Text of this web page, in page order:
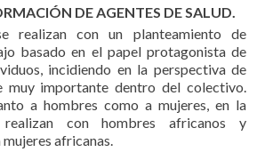
DE AGENTES DE SALUD.
realizan con un planteamiento de
basado en el papel protagonista de
incidiendo en la perspectiva de
muy importante dentro del colectivo.
a hombres como a mujeres, en la
con hombres africanos y
africanas.